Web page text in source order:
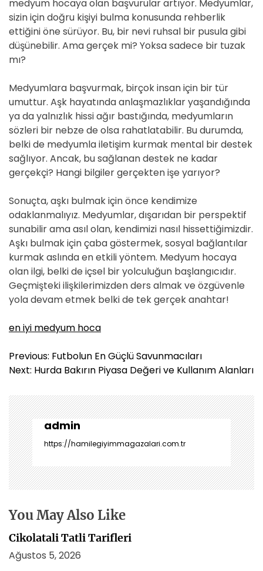
medyum hocaya olan başvurular artıyor. Medyumlar,
sizin için doğru kişiyi bulma konusunda rehberlik
ettiğini öne sürüyor. Bu, bir nevi ruhsal bir pusula gibi
düşünebilir. Ama gerçek mi? Yoksa sadece bir tuzak
mı?
Medyumlara başvurmak, birçok insan için bir tür
umuttur. Aşk hayatında anlaşmazlıklar yaşandığında
ya da yalnızlık hissi ağır bastığında, medyumların
sözleri bir nebze de olsa rahatlatabilir. Bu durumda,
belki de medyumla iletişim kurmak mental bir destek
sağlıyor. Ancak, bu sağlanan destek ne kadar
gerçekçi? Hangi bilgiler gerçekten işe yarıyor?
Sonuçta, aşkı bulmak için önce kendimize
odaklanmalıyız. Medyumlar, dışarıdan bir perspektif
sunabilir ama asıl olan, kendimizi nasıl hissettiğimizdir.
Aşkı bulmak için çaba göstermek, sosyal bağlantılar
kurmak aslında en etkili yöntem. Medyum hocaya
olan ilgi, belki de içsel bir yolculuğun başlangıcıdır.
Geçmişteki ilişkilerimizden ders almak ve özgüvenle
yola devam etmek belki de tek gerçek anahtar!
en iyi medyum hoca
Y
a
ı
g
e
z
i
n
m
s
i
Previous: Futbolun En Güçlü Savunmacıları
Next: Hurda Bakırın Piyasa Değeri ve Kullanım Alanları
admin
https://hamilegiyimmagazalari.com.tr
You May Also Like
Cikolatali Tatli Tarifleri
Ağustos 5, 2026